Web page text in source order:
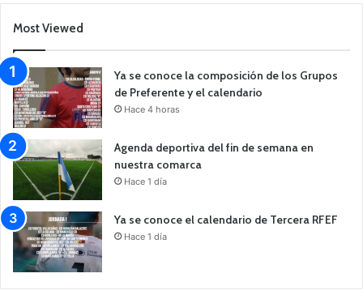
Most Viewed
Ya se conoce la composición de los Grupos
de Preferente y el calendario
Hace 4 horas
Agenda deportiva del fin de semana en
nuestra comarca
Hace 1 día
Ya se conoce el calendario de Tercera RFEF
Hace 1 día